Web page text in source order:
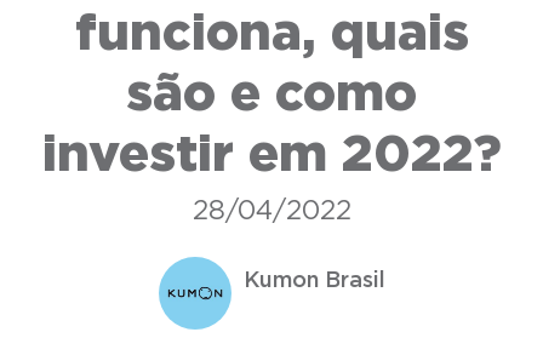
funciona, quais
são e como
investir em 2022?
28/04/2022
Kumon Brasil